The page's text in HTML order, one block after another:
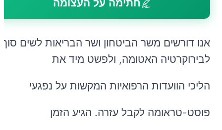
חתימה על העצומה
אנו דורשים משר הביטחון ושר הבריאות לשים סוף
לבירוקרטיה האטומה, ולפשט מיד את
הליכי הוועדות הרפואיות המקשות על נפגעי
פוסט-טראומה לקבל עזרה. הגיע הזמן